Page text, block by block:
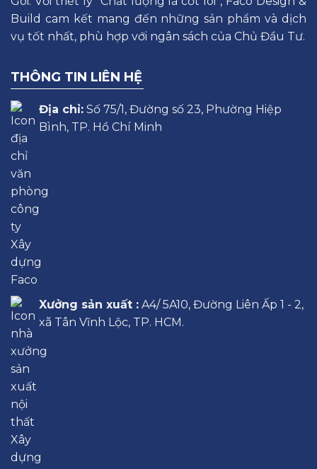
Build cam kết mang đến những sản phẩm và dịch
vụ tốt nhất, phù hợp với ngân sách của Chủ Đầu Tư.
THÔNG TIN LIÊN HỆ
Địa chỉ: Số 75/1, Đường số 23, Phường Hiệp
Bình, TP. Hồ Chí Minh
Xưởng sản xuất : A4/ 5A10, Đường Liên Ấp 1 - 2,
xã Tân Vĩnh Lộc, TP. HCM.